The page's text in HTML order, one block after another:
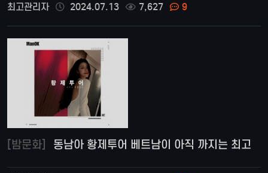
최고관리자 2024.07.13 7,627 9
[밤문화] 동남아 황제투어 베트남이 아직 까지는 최고